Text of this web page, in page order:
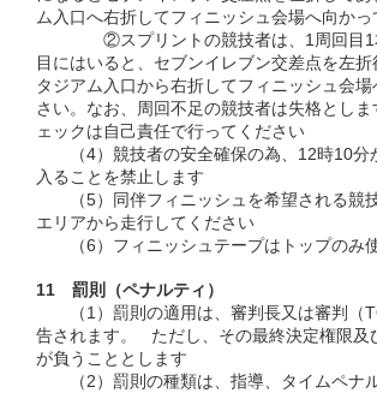
ム入口へ右折してフィニッシュ会場へ向かっ
②スプリントの競技者は、1周回目1
目にはいると、セブンイレブン交差点を左折
タジアム入口から右折してフィニッシュ会
さい。なお、周回不足の競技者は失格とし
ェックは自己責任で行ってください
（4）競技者の安全確保の為、12時10分
入ることを禁止します
（5）同伴フィニッシュを希望される競
エリアから走行してください
（6）フィニッシュテープはトップのみ
11 罰則（ペナルティ）
（1）罰則の適用は、審判長又は審判（
告されます。 ただし、その最終決定権限及
が負うこととします
（2）罰則の種類は、指導、タイムペナル